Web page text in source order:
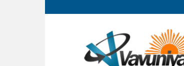
வவுனியா
நெற்